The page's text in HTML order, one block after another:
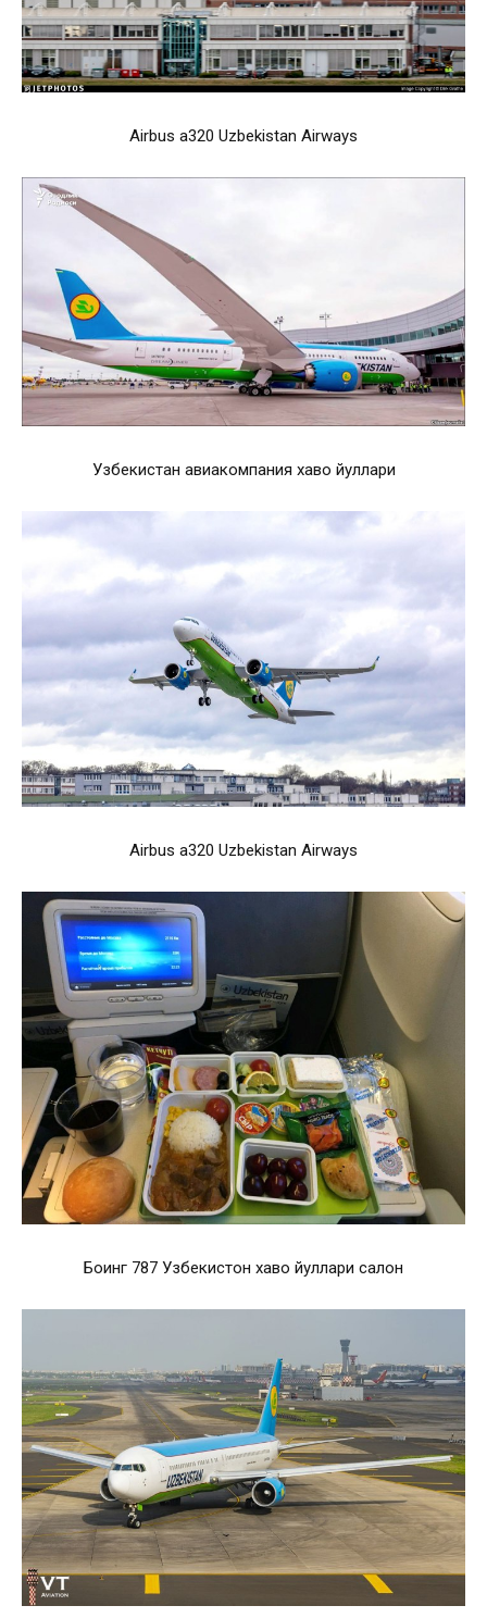
Airbus a320 Uzbekistan Airways
Узбекистан авиакомпания хаво йуллари
Airbus a320 Uzbekistan Airways
Боинг 787 Узбекистон хаво йуллари салон